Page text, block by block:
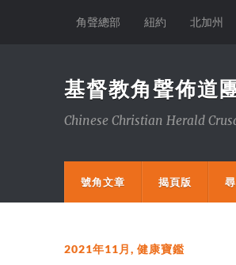
角聲總部 紐約 北加州
基督教角聲佈道
Chinese Christian Herald
號角文章 揭頁版
2021年11月, 健康寶鑑